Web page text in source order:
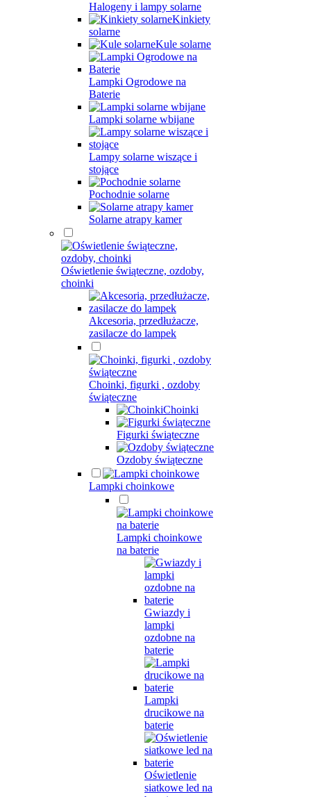
Halogeny i lampy solarne
Kinkiety
solarne
Kule solarne
Lampki Ogrodowe na
Baterie
Lampki solarne wbijane
Lampy solarne wiszące i
stojące
Pochodnie solarne
Solarne atrapy kamer
Oświetlenie świąteczne, ozdoby,
choinki
Akcesoria, przedłużacze,
zasilacze do lampek
Choinki, figurki , ozdoby
świąteczne
Choinki
Figurki świąteczne
Ozdoby świąteczne
Lampki choinkowe
Lampki choinkowe
na baterie
Gwiazdy i
lampki
ozdobne na
baterie
Lampki
drucikowe na
baterie
Oświetlenie
siatkowe led na